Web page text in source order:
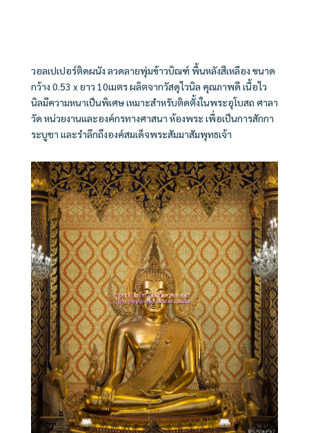
วอลเปเปอร์ติดผนัง ลวดลายพุ่มข้าวบิณฑ์ พื้นหลังสีเหลือง ขนาด
กว้าง 0.53 x ยาว 10เมตร ผลิตจากวัสดุไวนิล คุณภาพดี เนื้อไว
นิลมีความหนาเป็นพิเศษเหมาะสำหรับติดตั้งในพระอุโบสถ ศาลา
วัด หน่วยงานและองค์กรทางศาสนา ห้องพระ เพื่อเป็นการสักกา
ระบูชา และรำลึกถึงองค์สมเด็จพระสัมมาสัมพุทธเจ้า